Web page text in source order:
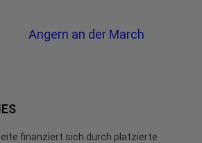
Angern an der March
finanziert sich durch platzierte